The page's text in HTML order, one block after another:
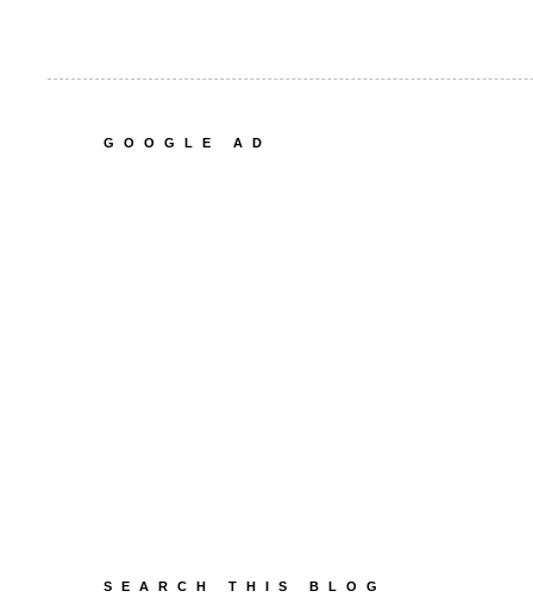
GOOGLE AD
SEARCH THIS BLOG